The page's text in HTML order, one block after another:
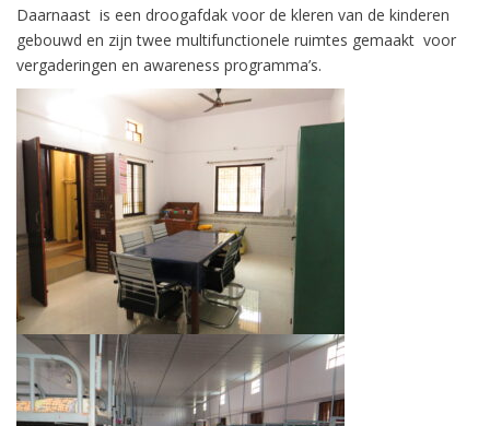
Daarnaast is een droogafdak voor de kleren van de kinderen
gebouwd en zijn twee multifunctionele ruimtes gemaakt voor
vergaderingen en awareness programma’s.